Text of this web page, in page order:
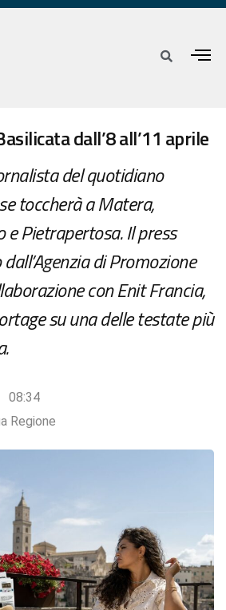
dall’8 all’11 aprile
del quotidiano
toccherà a Matera,
e Pietrapertosa. Il press
di Promozione
con Enit Francia,
su una delle testate più
08:34
Regione